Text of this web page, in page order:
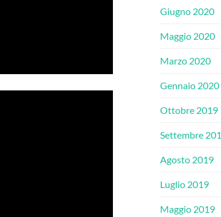
Giugno 2020
Maggio 2020
Marzo 2020
Gennaio 2020
Ottobre 2019
Settembre
Agosto 2019
Luglio 2019
Maggio 2019